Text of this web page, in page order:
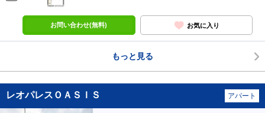
お問い合わせ(無料) お気に入り
もっと見る
レオパレスＯＡＳＩＳ アパート